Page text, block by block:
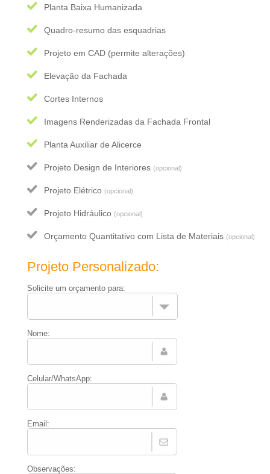
Planta Baixa Humanizada
Quadro-resumo das esquadrias
Projeto em CAD (permite alterações)
Elevação da Fachada
Cortes Internos
Imagens Renderizadas da Fachada Frontal
Planta Auxiliar de Alicerce
Projeto Design de Interiores (opcional)
Projeto Elétrico (opcional)
Projeto Hidráulico (opcional)
Orçamento Quantitativo com Lista de Materiais (opcional)
Projeto Personalizado:
Solicite um orçamento para:
Nome:
Celular/WhatsApp:
Email:
Observações: